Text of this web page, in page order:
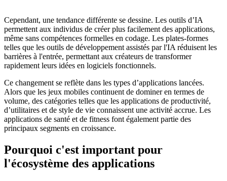
Cependant, une tendance différente se dessine. Les outils d’IA
permettent aux individus de créer plus facilement des applications,
même sans compétences formelles en codage. Les plates-formes
telles que les outils de développement assistés par l'IA réduisent les
barrières à l'entrée, permettant aux créateurs de transformer
rapidement leurs idées en logiciels fonctionnels.
Ce changement se reflète dans les types d’applications lancées.
Alors que les jeux mobiles continuent de dominer en termes de
volume, des catégories telles que les applications de productivité,
d’utilitaires et de style de vie connaissent une activité accrue. Les
applications de santé et de fitness font également partie des
principaux segments en croissance.
Pourquoi c'est important pour
l'écosystème des applications